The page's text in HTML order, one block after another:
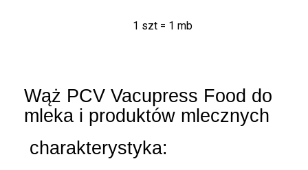
1 szt = 1 mb
Wąż PCV Vacupress Food do
mleka i produktów mlecznych
charakterystyka: